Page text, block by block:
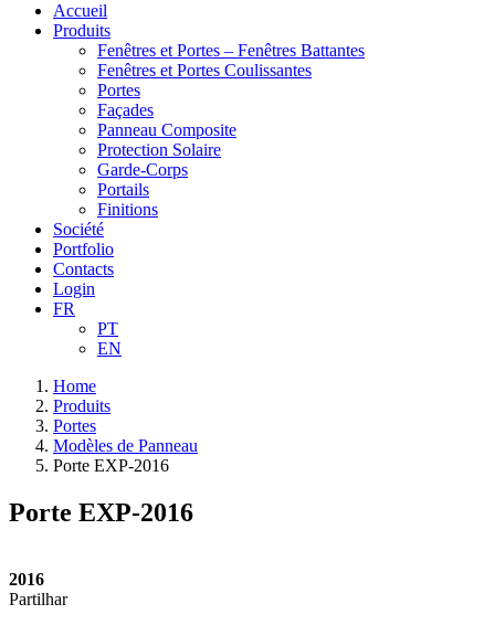
Accueil
Produits
Fenêtres et Portes – Fenêtres Battantes
Fenêtres et Portes Coulissantes
Portes
Façades
Panneau Composite
Protection Solaire
Garde-Corps
Portails
Finitions
Société
Portfolio
Contacts
Login
FR
PT
EN
Home
Produits
Portes
Modèles de Panneau
Porte EXP-2016
Porte EXP-2016
2016
Partilhar